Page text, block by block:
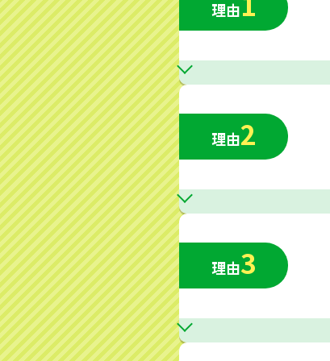
理由
理由2
理由3